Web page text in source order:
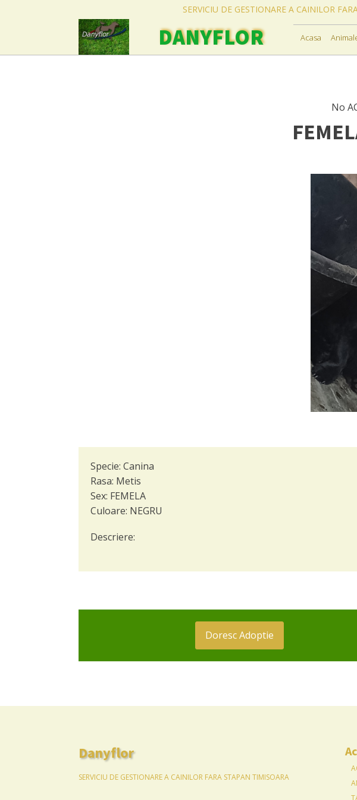
SERVICIU DE GESTIONARE A CAINILOR
DANYFLOR Acasa
No
Specie: Canina
Rasa: Metis
Sex: FEMELA
Culoare: NEGRU
Descriere:
Doresc Adoptie
Danyflor
SERVICIU DE GESTIONARE A CAINILOR FARA STAPAN TIMISOARA